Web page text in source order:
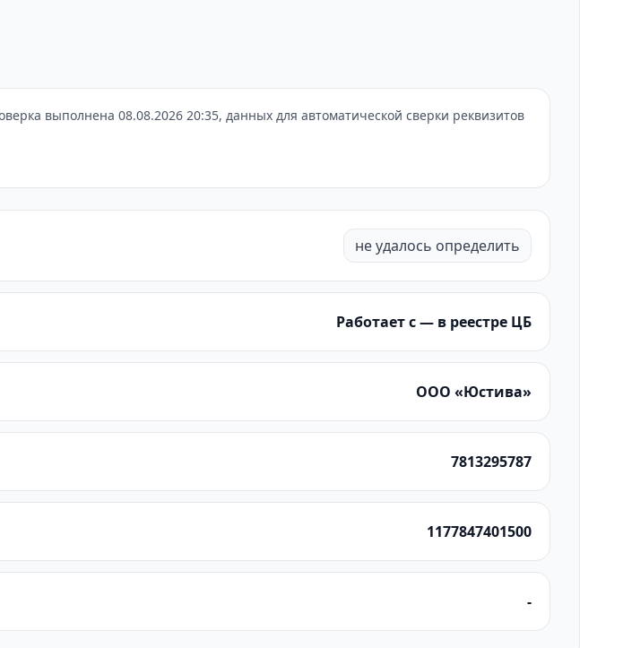
выполнена 08.08.2026 20:35, данных для автоматической сверки реквизитов
не удалось определить
Работает с — в реестре ЦБ
ООО «Юстива»
7813295787
1177847401500
-